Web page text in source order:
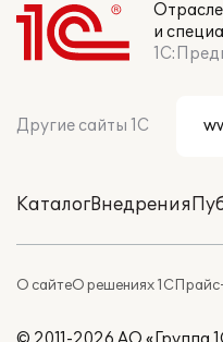
и
Другие сайты 1С
КаталогВнедрения
О сайтеО решениях 1С